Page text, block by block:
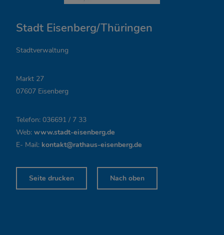
u
n
g
s
e
i
t
Stadt Eisenberg/Thüringen
Stadtverwaltung
Markt 27
07607 Eisenberg
Telefon: 036691 / 7 33
Web: www.stadt-eisenberg.de
E- Mail: kontakt@rathaus-eisenberg.de
Seite drucken Nach oben